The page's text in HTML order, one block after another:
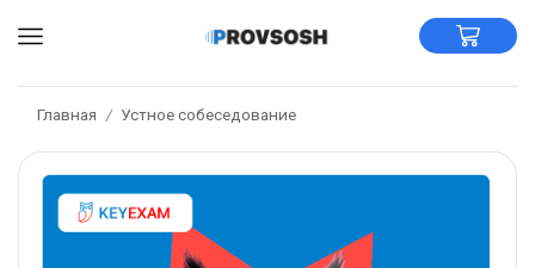
Главная / Устное собеседование